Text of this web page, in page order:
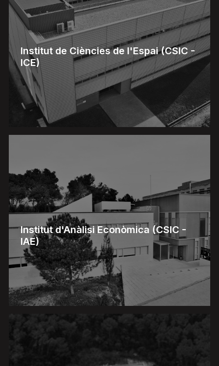
Institut de Ciències de l'Espai (CSIC -
ICE)
Institut d'Anàlisi Econòmica (CSIC -
IAE)